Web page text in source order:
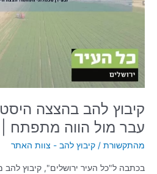
קיבוץ להב בהצצה
עבר מול הווה מתפתח |
מהתקשורת / קיבוץ להב - צוות האתר
בכתבה ל"כל העיר ירושלים", קיבוץ
על
מול
הווה
מתפתח
|
העיר
ירושלים